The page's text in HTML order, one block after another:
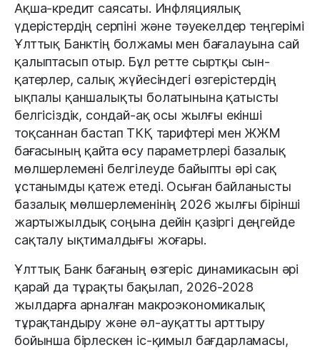
Ақша-кредит саясаты. Инфляциялық
үдерістердің серпіні және тәуекелдер теңгерімі
Ұлттық Банктің болжамы мен бағалауына сай
қалыптасып отыр. Бұл ретте сыртқы сын-
қатерлер, салық жүйесіндегі өзгерістердің
ықпалы қаншалықты болатынына қатысты
белгісіздік, сондай-ақ осы жылғы екінші
тоқсаннан бастап ТКҚ тарифтері мен ЖЖМ
бағасының қайта өсу параметрлері базалық
мөлшерлемені белгілеуде байыпты әрі сақ
ұстанымды қатеж етеді. Осыған байланысты
базалық мөлшерлеменінің 2026 жылғы бірінші
жартыжылдық соңына дейін қазіргі деңгейде
сақталу ықтималдығы жоғары.
Ұлттық Банк бағаның өзгеріс динамикасын әрі
қарай да тұрақты бақылап, 2026-2028
жылдарға арналған макроэкономикалық
тұрақтандыру және әл-ауқатты арттыру
бойынша бірлескен іс-қимыл бағдарламасы,